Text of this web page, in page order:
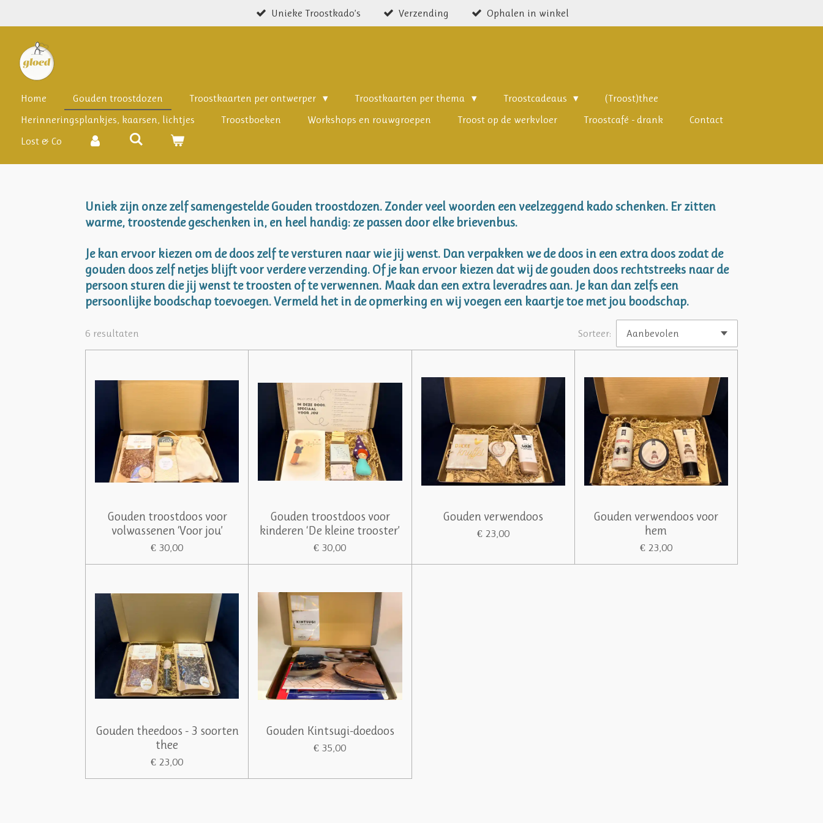
direct
hoofdinhoud
Unieke Troostkado’s Verzending Ophalen in winkel
Home Gouden troostdozen Troostkaarten per ontwerper Troostkaarten per thema Troostcadeaus
(Troost)thee
Herinneringsplankjes, kaarsen, lichtjes
Troostboeken Workshops en rouwgroepen Troost op de werkvloer Troostcafé - drank
Contact
Lost & Co
Uniek zijn onze zelf samengestelde Gouden troostdozen. Zonder veel woorden een veelzeggend kado schenken. Er zitten
warme, troostende geschenken in, en heel handig: ze passen door elke brievenbus.
Je kan ervoor kiezen om de doos zelf te versturen naar wie jij wenst. Dan verpakken we de doos in een extra doos zodat de
gouden doos zelf netjes blijft voor verdere verzending. Of je kan ervoor kiezen dat wij de gouden doos rechtstreeks naar de
persoon sturen die jij wenst te troosten of te verwennen. Maak dan een extra leveradres aan. Je kan dan zelfs een
persoonlijke boodschap toevoegen. Vermeld het in de opmerking en wij voegen een kaartje toe met jou boodschap.
6 resultaten Sorteer:
Gouden troostdoos voor
volwassenen ‘Voor jou’
€ 30,00
Gouden troostdoos voor
kinderen ‘De kleine trooster’
€ 30,00
Gouden verwendoos
€ 23,00
Gouden verwendoos voor
hem
€ 23,00
Gouden theedoos - 3 soorten
thee
€ 23,00
Gouden Kintsugi-doedoos
€ 35,00